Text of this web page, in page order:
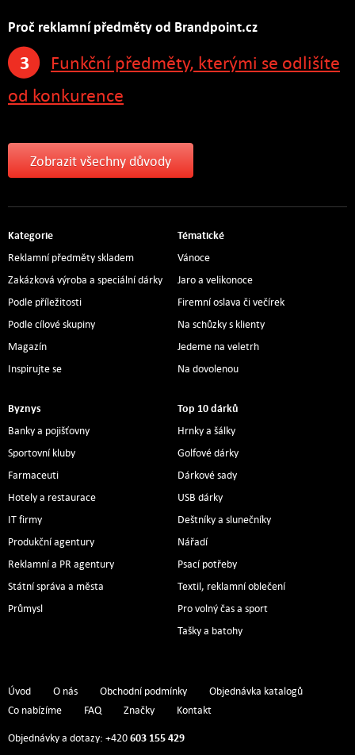
Proč reklamní předměty od Brandpoint.cz
3
Funkční předměty, kterými se odlišíte
od konkurence
Zobrazit všechny důvody
Kategorie
Reklamní předměty skladem
Zakázková výroba a speciální dárky
Podle příležitosti
Podle cílové skupiny
Magazín
Inspirujte se
Tématické
Vánoce
Jaro a velikonoce
Firemní oslava či večírek
Na schůzky s klienty
Jedeme na veletrh
Na dovolenou
Byznys
Banky a pojišťovny
Sportovní kluby
Farmaceuti
Hotely a restaurace
IT firmy
Produkční agentury
Reklamní a PR agentury
Státní správa a města
Průmysl
Top 10 dárků
Hrnky a šálky
Golfové dárky
Dárkové sady
USB dárky
Deštníky a slunečníky
Nářadí
Psací potřeby
Textil, reklamní oblečení
Pro volný čas a sport
Tašky a batohy
Úvod O nás Obchodní podmínky
Objednávka katalogů
Co nabízíme
FAQ Značky Kontakt
Objednávky a dotazy: +420603 155 429